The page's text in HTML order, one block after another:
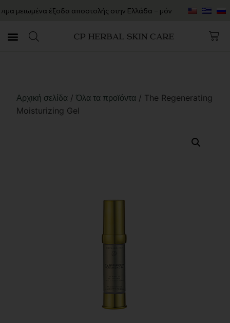
έξοδα αποστολής στην Ελλάδα – μόνο 7€! Psoriasis
Αρχική σελίδα /Όλα τα προϊόντα / The Regenerating
Moisturizing Gel